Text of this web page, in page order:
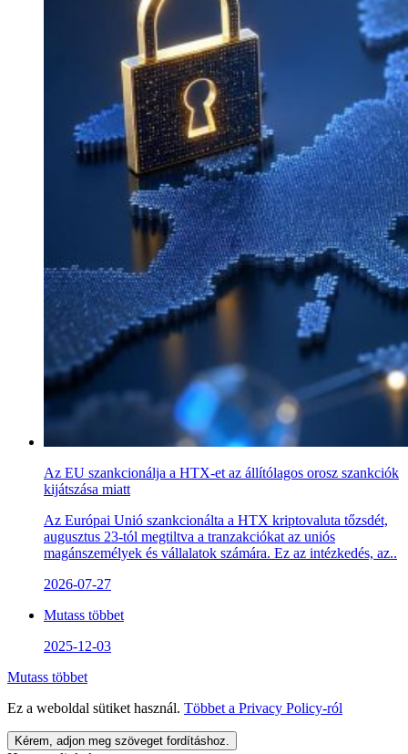
Az EU szankcionálja a HTX-et az állítólagos orosz szankciók
kijátszása miatt
Az Európai Unió szankcionálta a HTX kriptovaluta tőzsdét,
augusztus 23-tól megtiltva a tranzakciókat az uniós
magánszemélyek és vállalatok számára. Ez az intézkedés, az..
2026-07-27
Mutass többet
2025-12-03
Mutass többet
Ez a weboldal sütiket használ. Többet a Privacy Policy-ról
Kérem, adjon meg szöveget fordításhoz.